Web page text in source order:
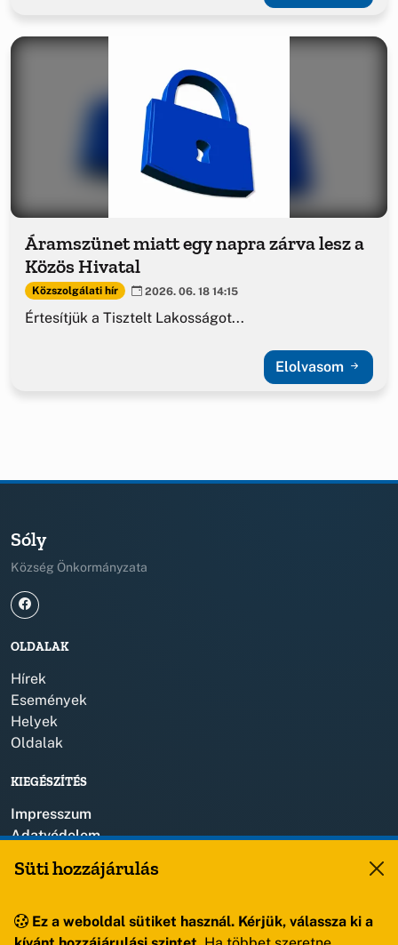
Áramszünet miatt egy napra zárva lesz a
Közös Hivatal
Közszolgálati hír 2026. 06. 18 14:15
Értesítjük a Tisztelt Lakosságot...
Elolvasom
Sóly
Község Önkormányzata
OLDALAK
Hírek
Események
Helyek
Oldalak
KIEGÉSZÍTÉS
Impresszum
Adatvédelem
+36 88 459 150
Süti hozzájárulás
Ez a weboldal sütiket használ. Kérjük, válassza ki a